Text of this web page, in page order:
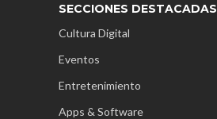
SECCIONES DESTACADAS
Cultura Digital
Eventos
Entretenimiento
Apps & Software